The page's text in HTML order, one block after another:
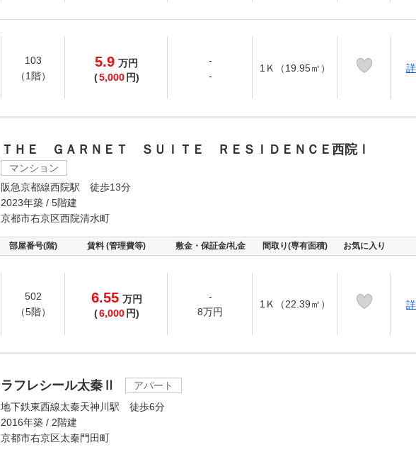
103
（1階）
5.9 万円
(5,000 円)
-
-
1Ｋ（19.95㎡）
ＴＨＥ ＧＡＲＮＥＴ ＳＵＩＴＥ ＲＥＳＩＤＥＮＣＥ西院Ⅰ
マンション
阪急京都線西院駅 徒歩13分
2023年築 / 5階建
京都市右京区西院清水町
部屋番号(階) 賃料 (管理費等) 敷金・保証金/礼金 間取り(専有面積) お気に入り
502
（5階）
6.55 万円
(6,000 円)
-
8万円
1Ｋ（22.39㎡）
ラフレシール太秦Ⅱ
アパート
地下鉄東西線太秦天神川駅 徒歩6分
2016年築 / 2階建
京都市右京区太秦門田町